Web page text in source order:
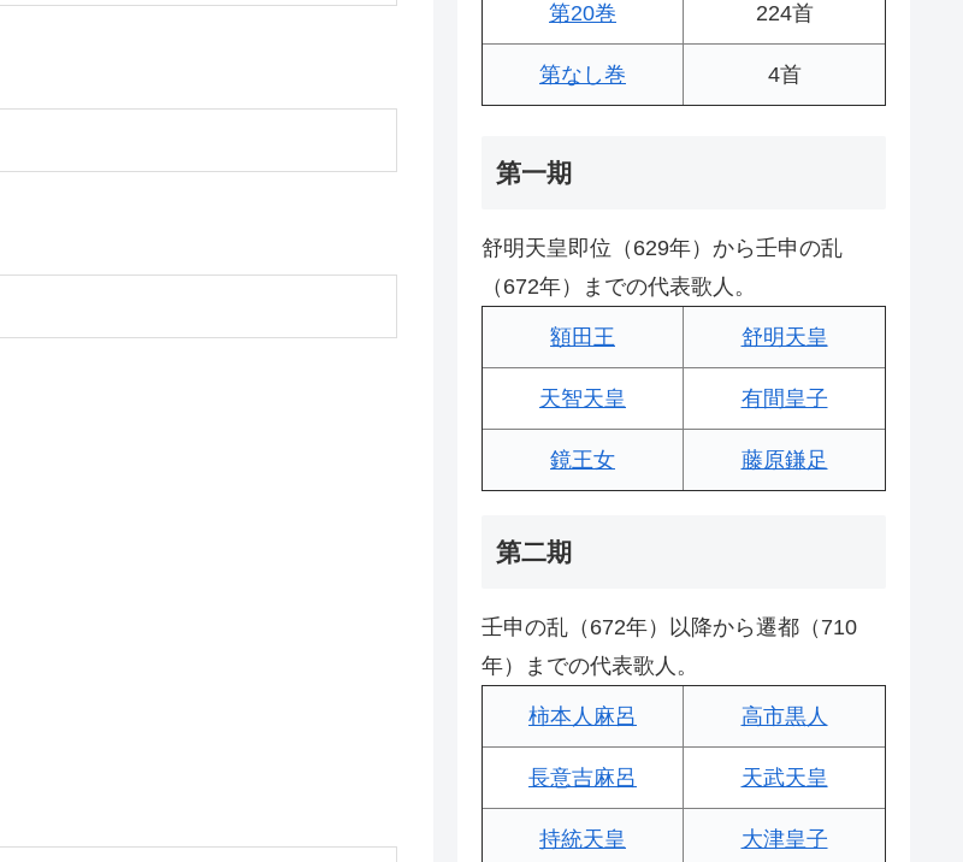
第20巻 224首
第なし巻 4首
第一期
舒明天皇即位（629年）から壬申の乱
（672年）までの代表歌人。
額田王 舒明天皇
天智天皇 有間皇子
鏡王女 藤原鎌足
第二期
壬申の乱（672年）以降から遷都（710
年）までの代表歌人。
柿本人麻呂 高市黒人
長意吉麻呂 天武天皇
持統天皇 大津皇子